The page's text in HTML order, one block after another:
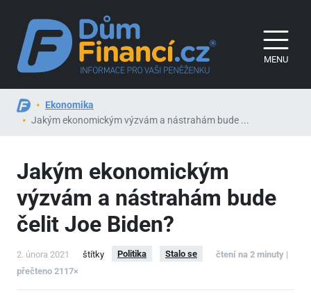
MENU
Ekonomika
Jakým ekonomickým výzvám a nástrahám bude ...
Jakým ekonomickým
výzvám a nástrahám bude
čelit Joe Biden?
2. února 2021 štítky Politika Stalo se
čtení na 2 minuty |
přečteno 2117×